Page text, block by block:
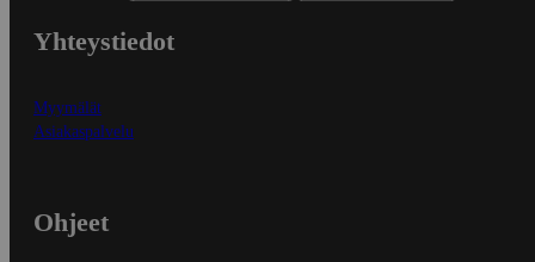
Yhteystiedot
Myymälät
Asiakaspalvelu
Ohjeet